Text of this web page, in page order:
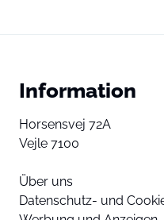
Information
Horsensvej 72A
Vejle 7100
Über uns
Datenschutz- und